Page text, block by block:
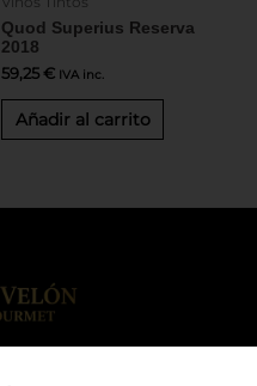
Quod Superius Reserva
2018
59,25 € IVA inc.
Añadir al carrito